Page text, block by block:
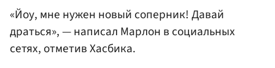
«Йоу, мне нужен новый соперник! Давай
драться», — написал Марлон в социальных
сетях, отметив Хасбика.